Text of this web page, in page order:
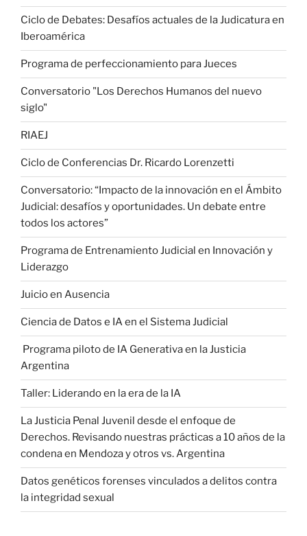
Ciclo de Debates: Desafíos actuales de la Judicatura en
Iberoamérica
Programa de perfeccionamiento para Jueces
Conversatorio "Los Derechos Humanos del nuevo
siglo"
RIAEJ
Ciclo de Conferencias Dr. Ricardo Lorenzetti
Conversatorio: “Impacto de la innovación en el Ámbito
Judicial: desafíos y oportunidades. Un debate entre
todos los actores”
Programa de Entrenamiento Judicial en Innovación y
Liderazgo
Juicio en Ausencia
Ciencia de Datos e IA en el Sistema Judicial
Programa piloto de IA Generativa en la Justicia
Argentina
Taller: Liderando en la era de la IA
La Justicia Penal Juvenil desde el enfoque de
Derechos. Revisando nuestras prácticas a 10 años de la
condena en Mendoza y otros vs. Argentina
Datos genéticos forenses vinculados a delitos contra
la integridad sexual